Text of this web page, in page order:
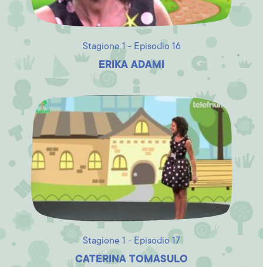
Stagione 1 - Episodio 16
ERIKA ADAMI
Stagione 1 - Episodio 17
CATERINA TOMASULO